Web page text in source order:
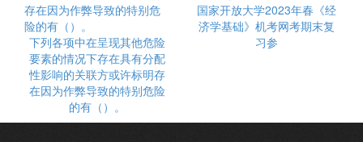
下列各项中在呈现其他危险
要素的情况下存在具有分配
性影响的关联方或许标明存
在因为作弊导致的特别危险
的有（）。
国家开放大学2023年春《经
济学基础》机考网考期末复
习参